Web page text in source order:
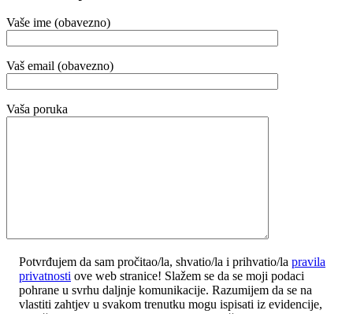
Vaše ime (obavezno)
Vaš email (obavezno)
Vaša poruka
Potvrđujem da sam pročitao/la, shvatio/la i prihvatio/la pravila
privatnosti ove web stranice! Slažem se da se moji podaci
pohrane u svrhu daljnje komunikacije. Razumijem da se na
vlastiti zahtjev u svakom trenutku mogu ispisati iz evidencije,